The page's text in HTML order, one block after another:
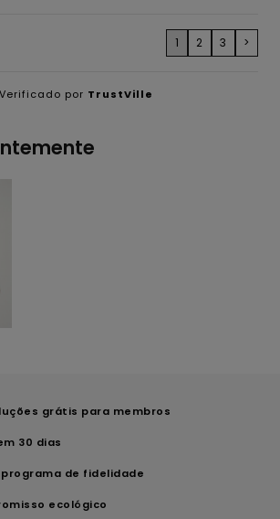
1 2 3 >
Verificado por TrustVille
grátis para membros
30 dias
de fidelidade
ecológico